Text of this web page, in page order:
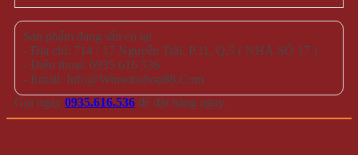
Sản phẩm đang sẵn có tại
- Địa chỉ: 714 / 17 Nguyễn Trãi, P.11, Q.5 ( NHÀ SỐ 17 )
- Điện thoại: 0935 616 536
- Email: Info@Winwinshop88.Com
Gọi ngay 0935.616.536 để đặt hàng ngay.